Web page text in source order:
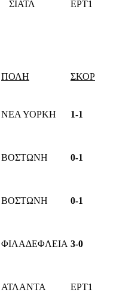
ΣΙΑΤΛ ΕΡΤ1
ΠΟΛΗ ΣΚΟΡ
ΝΕΑ ΥΟΡΚΗ 1-1
ΒΟΣΤΩΝΗ 0-1
ΒΟΣΤΩΝΗ 0-1
ΦΙΛΑΔΕΦΛΕΙΑ 3-0
ΑΤΛΑΝΤΑ ΕΡΤ1